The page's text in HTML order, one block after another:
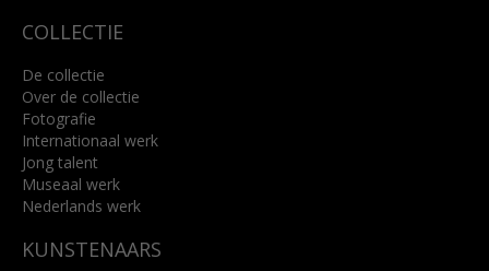
COLLECTIE
De collectie
Over de collectie
Fotografie
Internationaal werk
Jong talent
Museaal werk
Nederlands werk
KUNSTENAARS